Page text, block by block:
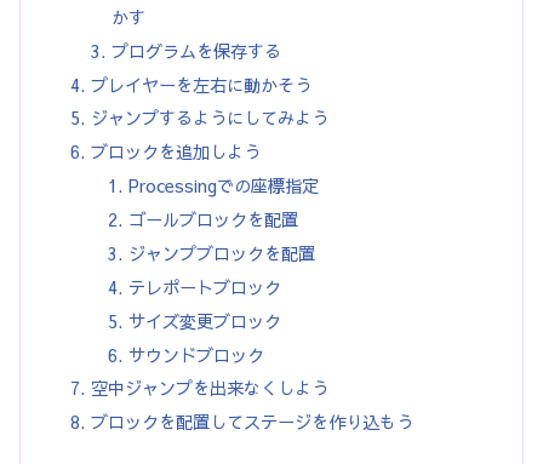
かす
プログラムを保存する
プレイヤーを左右に動かそう
ジャンプするようにしてみよう
ブロックを追加しよう
Processingでの座標指定
ゴールブロックを配置
ジャンプブロックを配置
テレポートブロック
サイズ変更ブロック
サウンドブロック
空中ジャンプを出来なくしよう
ブロックを配置してステージを作り込もう